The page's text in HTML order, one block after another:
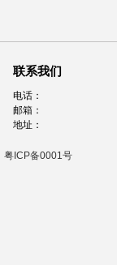
联系我们
电话：
邮箱：
地址：
粤ICP备0001号